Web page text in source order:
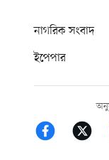
নাগরিক সংবাদ
ইপেপার